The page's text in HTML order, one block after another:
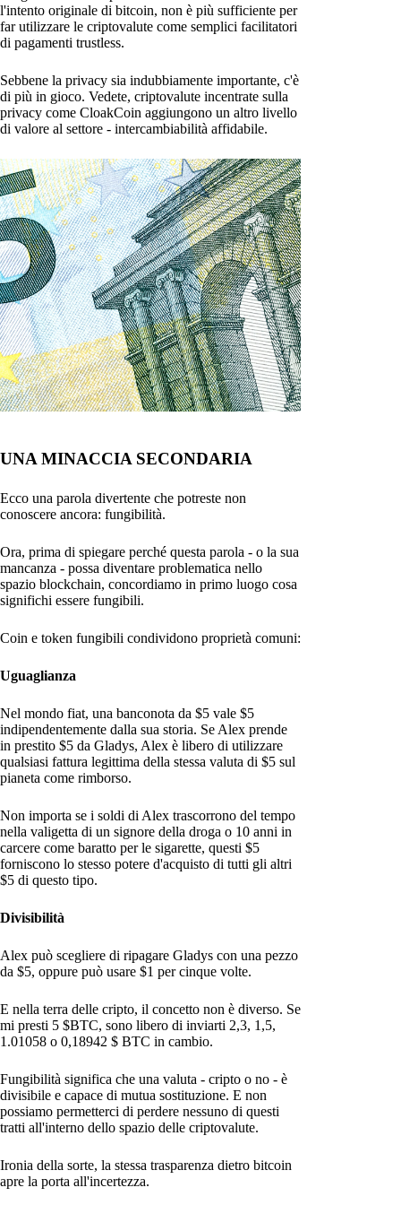
l'intento originale di bitcoin, non è più sufficiente per
far utilizzare le criptovalute come semplici facilitatori
di pagamenti trustless.
Sebbene la privacy sia indubbiamente importante, c'è
di più in gioco. Vedete, criptovalute incentrate sulla
privacy come CloakCoin aggiungono un altro livello
di valore al settore - intercambiabilità affidabile.
UNA MINACCIA SECONDARIA
Ecco una parola divertente che potreste non
conoscere ancora: fungibilità.
Ora, prima di spiegare perché questa parola - o la sua
mancanza - possa diventare problematica nello
spazio blockchain, concordiamo in primo luogo cosa
significhi essere fungibili.
Coin e token fungibili condividono proprietà comuni:
Uguaglianza
Nel mondo fiat, una banconota da $5 vale $5
indipendentemente dalla sua storia. Se Alex prende
in prestito $5 da Gladys, Alex è libero di utilizzare
qualsiasi fattura legittima della stessa valuta di $5 sul
pianeta come rimborso.
Non importa se i soldi di Alex trascorrono del tempo
nella valigetta di un signore della droga o 10 anni in
carcere come baratto per le sigarette, questi $5
forniscono lo stesso potere d'acquisto di tutti gli altri
$5 di questo tipo.
Divisibilità
Alex può scegliere di ripagare Gladys con una pezzo
da $5, oppure può usare $1 per cinque volte.
E nella terra delle cripto, il concetto non è diverso. Se
mi presti 5 $BTC, sono libero di inviarti 2,3, 1,5,
1.01058 o 0,18942 $ BTC in cambio.
Fungibilità significa che una valuta - cripto o no - è
divisibile e capace di mutua sostituzione. E non
possiamo permetterci di perdere nessuno di questi
tratti all'interno dello spazio delle criptovalute.
Ironia della sorte, la stessa trasparenza dietro bitcoin
apre la porta all'incertezza.